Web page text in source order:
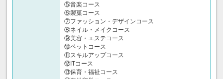
⑤音楽コース
⑥製菓コース
⑦ファッション・デザインコース
⑧ネイル・メイクコース
⑨美容・エステコース
⑩ペットコース
⑪スキルアップコース
⑫ITコース
⑬保育・福祉コース